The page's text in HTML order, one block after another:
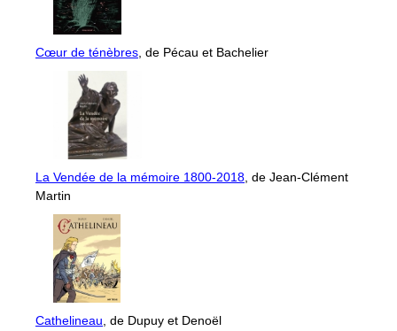
Cœur de ténèbres , de Pécau et Bachelier
La Vendée de la mémoire 1800-2018 , de Jean-Clément
Martin
Cathelineau , de Dupuy et Denoël